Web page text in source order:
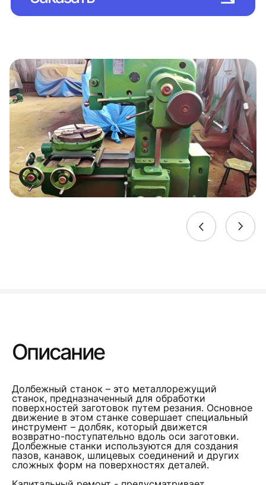
Описание
Долбежный станок – это металлорежущий
станок, предназначенный для обработки
поверхностей заготовок путем резания. Основное
движение в этом станке совершает специальный
инструмент – долбяк, который движется
возвратно-поступательно вдоль оси заготовки.
Долбежные станки используются для создания
пазов, канавок, шлицевых соединений и других
сложных форм на поверхностях деталей.